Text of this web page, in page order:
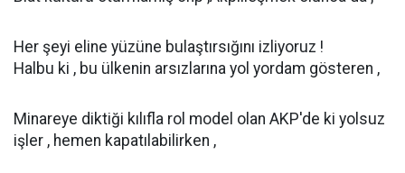
Her şeyi eline yüzüne bulaştırsığını izliyoruz !
Halbu ki , bu ülkenin arsızlarına yol yordam gösteren ,
Minareye diktiği kılıfla rol model olan AKP'de ki yolsuz
işler , hemen kapatılabilirken ,